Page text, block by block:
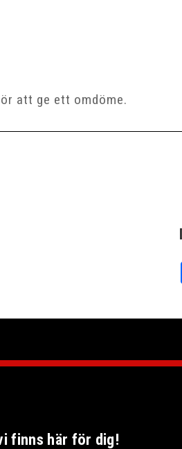
finns här för dig!